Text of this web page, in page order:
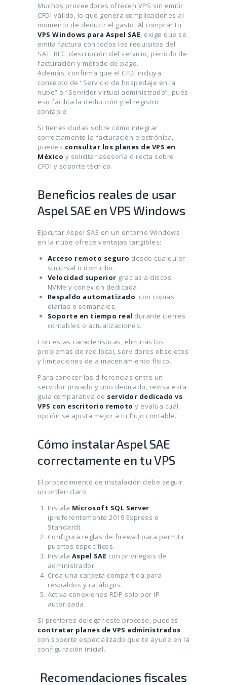
Muchos proveedores ofrecen VPS sin emitir
CFDI válido, lo que genera complicaciones al
momento de deducir el gasto. Al comprar tu
VPS Windows para Aspel SAE , exige que se
emita factura con todos los requisitos del
SAT: RFC, descripción del servicio, periodo de
facturación y método de pago.
Además, confirma que el CFDI incluya
concepto de “Servicio de hospedaje en la
nube” o “Servidor virtual administrado”, pues
eso facilita la deducción y el registro
contable.
Si tienes dudas sobre cómo integrar
correctamente la facturación electrónica,
puedes consultar los planes de VPS en
México y solicitar asesoría directa sobre
CFDI y soporte técnico.
Beneficios reales de usar
Aspel SAE en VPS Windows
Ejecutar Aspel SAE en un entorno Windows
en la nube ofrece ventajas tangibles:
Acceso remoto seguro desde cualquier
sucursal o domicilio.
Velocidad superior gracias a discos
NVMe y conexión dedicada.
Respaldo automatizado , con copias
diarias o semanales.
Soporte en tiempo real durante cierres
contables o actualizaciones.
Con estas características, eliminas los
problemas de red local, servidores obsoletos
y limitaciones de almacenamiento físico.
Para conocer las diferencias entre un
servidor privado y uno dedicado, revisa esta
guía comparativa de servidor dedicado vs
VPS con escritorio remoto y evalúa cuál
opción se ajusta mejor a tu flujo contable.
Cómo instalar Aspel SAE
correctamente en tu VPS
El procedimiento de instalación debe seguir
un orden claro:
Instala Microsoft SQL Server
(preferentemente 2019 Express o
Standard).
Configura reglas de firewall para permitir
puertos específicos.
Instala Aspel SAE con privilegios de
administrador.
Crea una carpeta compartida para
respaldos y catálogos.
Activa conexiones RDP solo por IP
autorizada.
Si prefieres delegar este proceso, puedes
contratar planes de VPS administrados
con soporte especializado que te ayude en la
configuración inicial.
Recomendaciones fiscales